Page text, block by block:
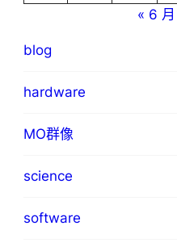
« 6 月
blog
hardware
MO群像
science
software